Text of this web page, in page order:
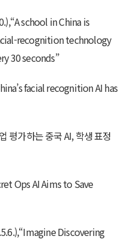
school in China is
recognition technology
30 seconds”
facial recognition AI has
평가하는 중국 AI, 학생 표정
Ops AI Aims to Save
Discovering